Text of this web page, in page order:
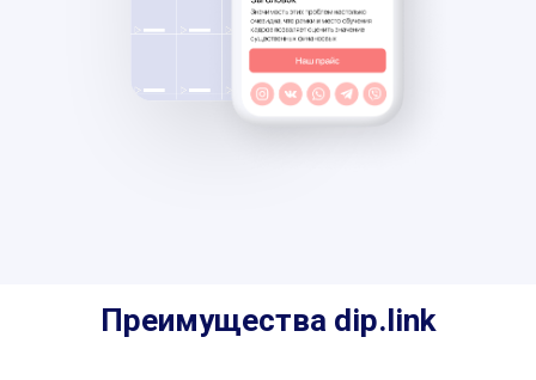
Преимущества dip.link